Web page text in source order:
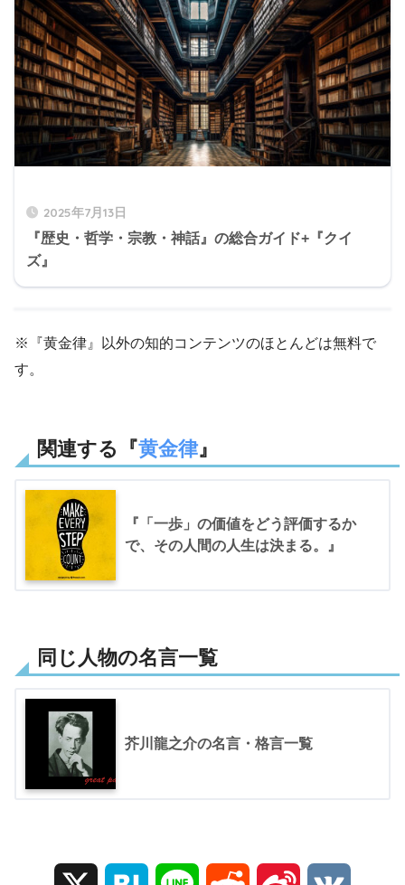
2025年7月13日
『歴史・哲学・宗教・神話』の総合ガイド+『クイ
ズ』
※『黄金律』以外の知的コンテンツのほとんどは無料で
す。
関連する『黄金律』
『「一歩」の価値をどう評価するか
で、その人間の人生は決まる。』
同じ人物の名言一覧
芥川龍之介の名言・格言一覧